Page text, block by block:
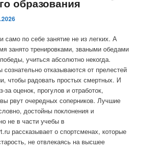
образования
само по себе занятие не из легких. А
занято тренировками, зваными обедами
учиться абсолютно некогда.
сознательно отказываются от прелестей
чтобы радовать простых смертных. И
за оценок, прогулов и отработок,
рвут очередных соперников. Лучшие
достойны поклонения и
не в части учебы в
рассказывает о спортсменах, которые
не отвлекаясь на высшее